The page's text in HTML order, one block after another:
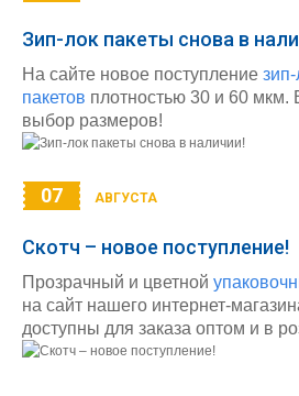
Зип-лок пакеты снова в
На сайте новое поступление
пакетов плотностью 30 и 60 мкм.
выбор размеров!
07 АВГУСТА
Скотч – новое поступление!
Прозрачный и цветной
на сайт нашего интернет-
доступны для заказа оптом и в